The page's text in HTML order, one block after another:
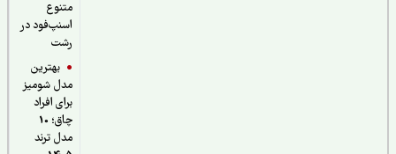
اسنپ‌فود در
بهترین
مدل شومیز
برای افراد
چاق؛ 10
مدل ترند